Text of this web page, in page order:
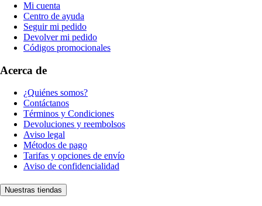
Mi cuenta
Centro de ayuda
Seguir mi pedido
Devolver mi pedido
Códigos promocionales
Acerca de
¿Quiénes somos?
Contáctanos
Términos y Condiciones
Devoluciones y reembolsos
Aviso legal
Métodos de pago
Tarifas y opciones de envío
Aviso de confidencialidad
Nuestras tiendas